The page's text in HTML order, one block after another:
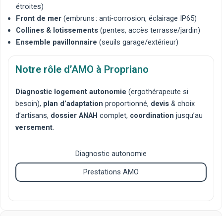
étroites)
Front de mer(embruns : anti‑corrosion, éclairage IP65)
Collines & lotissements(pentes, accès terrasse/jardin)
Ensemble pavillonnaire (seuils garage/extérieur)
Notre rôle d’AMO à Propriano
Diagnostic logement autonomie (ergothérapeute si
besoin), plan d’adaptation proportionné, devis & choix
d’artisans, dossier ANAH complet, coordination jusqu’au
versement.
Diagnostic autonomie
Prestations AMO